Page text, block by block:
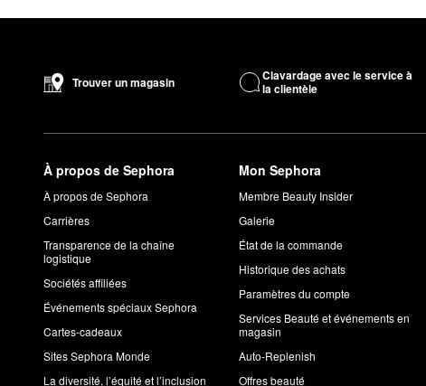
Trouver un magasin
Clavardage avec le service à
la clientèle
À propos de Sephora
À propos de Sephora
Carrières
Transparence de la chaîne
logistique
Sociétés affiliées
Événements spéciaux Sephora
Cartes-cadeaux
Sites Sephora Monde
La diversité, l’équité et l’inclusion
Mon Sephora
Membre Beauty Insider
Galerie
État de la commande
Historique des achats
Paramètres du compte
Services Beauté et événements en
magasin
Auto-Replenish
Offres beauté